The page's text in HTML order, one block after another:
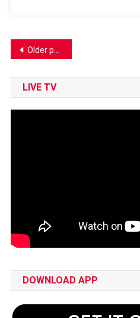
Posts
navigation
Older posts
LIVE TV
DOWNLOAD APP